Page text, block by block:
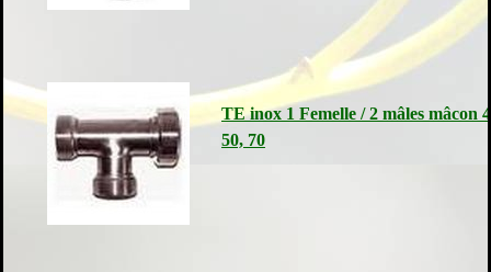
TE inox 1 Femelle / 2 mâles mâcon
50, 70